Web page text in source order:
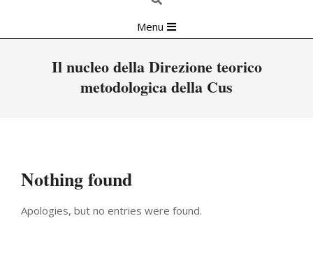
Navigation
Menu
Il nucleo della Direzione teorico
metodologica della Cus
Nothing found
Apologies, but no entries were found.